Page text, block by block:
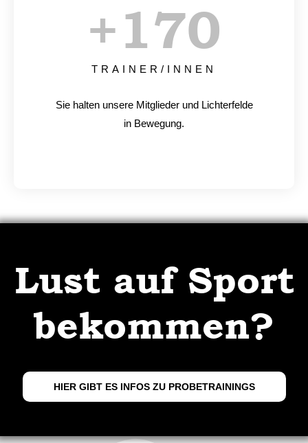
TRAINER/INNEN
+170
Sie halten unsere Mitglieder und Lichterfelde
in Bewegung.
Lust auf Sport
bekommen?
HIER GIBT ES INFOS ZU PROBETRAININGS